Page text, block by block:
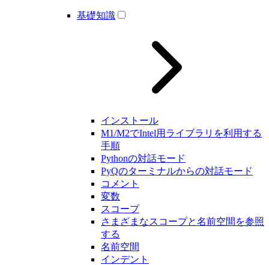
基礎知識
インストール
M1/M2でIntel用ライブラリを利用する
手順
Pythonの対話モード
PyQのターミナルからの対話モード
コメント
変数
スコープ
さまざまなスコープと名前空間を参照
する
名前空間
インデント